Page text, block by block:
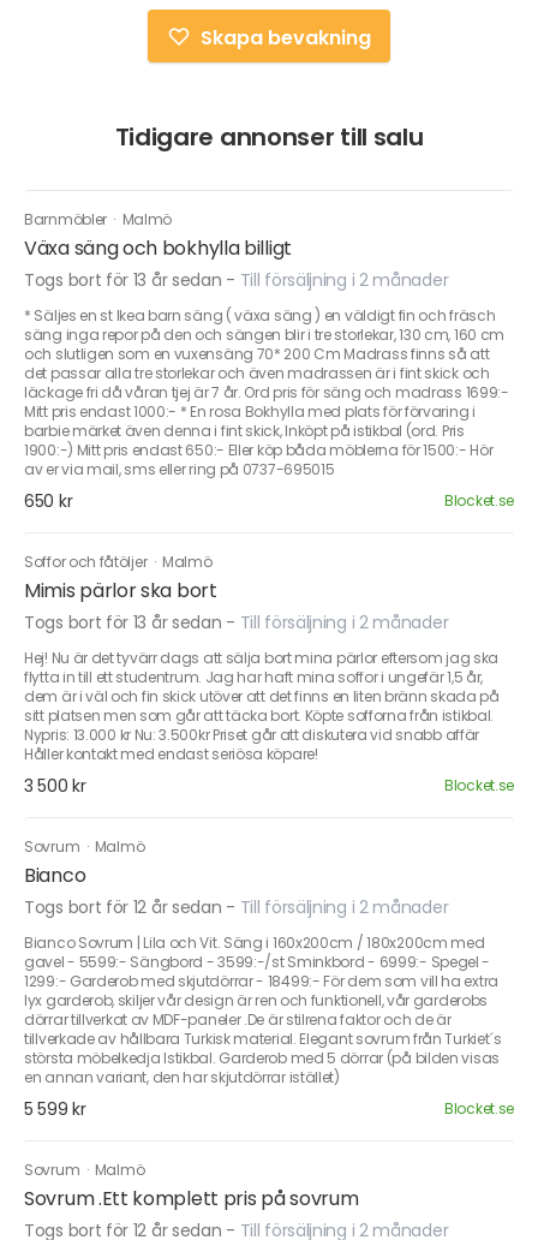
Skapa bevakning
Tidigare annonser till salu
Barnmöbler · Malmö
Växa säng och bokhylla billigt
Togs bort för 13 år sedan - Till försäljning i 2 månader
* Säljes en st Ikea barn säng ( växa säng ) en väldigt fin och fräsch
säng inga repor på den och sängen blir i tre storlekar, 130 cm, 160 cm
och slutligen som en vuxensäng 70* 200 Cm Madrass finns så att
det passar alla tre storlekar och även madrassen är i fint skick och
läckage fri då våran tjej är 7 år. Ord pris för säng och madrass 1699:-
Mitt pris endast 1000:- * En rosa Bokhylla med plats för förvaring i
barbie märket även denna i fint skick, Inköpt på istikbal (ord. Pris
1900:-) Mitt pris endast 650:- Eller köp båda möblerna för 1500:- Hör
av er via mail, sms eller ring på 0737-695015
650 kr Blocket.se
Soffor och fåtöljer · Malmö
Mimis pärlor ska bort
Togs bort för 13 år sedan - Till försäljning i 2 månader
Hej! Nu är det tyvärr dags att sälja bort mina pärlor eftersom jag ska
flytta in till ett studentrum. Jag har haft mina soffor i ungefär 1,5 år,
dem är i väl och fin skick utöver att det finns en liten bränn skada på
sitt platsen men som går att täcka bort. Köpte sofforna från istikbal.
Nypris: 13.000 kr Nu: 3.500kr Priset går att diskutera vid snabb affär
Håller kontakt med endast seriösa köpare!
3 500 kr Blocket.se
Sovrum · Malmö
Bianco
Togs bort för 12 år sedan - Till försäljning i 2 månader
Bianco Sovrum | Lila och Vit. Säng i 160x200cm / 180x200cm med
gavel - 5599:- Sängbord - 3599:-/st Sminkbord - 6999:- Spegel -
1299:- Garderob med skjutdörrar - 18499:- För dem som vill ha extra
lyx garderob, skiljer vår design är ren och funktionell, vår garderobs
dörrar tillverkat av MDF-paneler .De är stilrena faktor och de är
tillverkade av hållbara Turkisk material. Elegant sovrum från Turkiet´s
största möbelkedja Istikbal. Garderob med 5 dörrar (på bilden visas
en annan variant, den har skjutdörrar istället)
5 599 kr Blocket.se
Sovrum · Malmö
Sovrum .Ett komplett pris på sovrum
Togs bort för 12 år sedan - Till försäljning i 2 månader